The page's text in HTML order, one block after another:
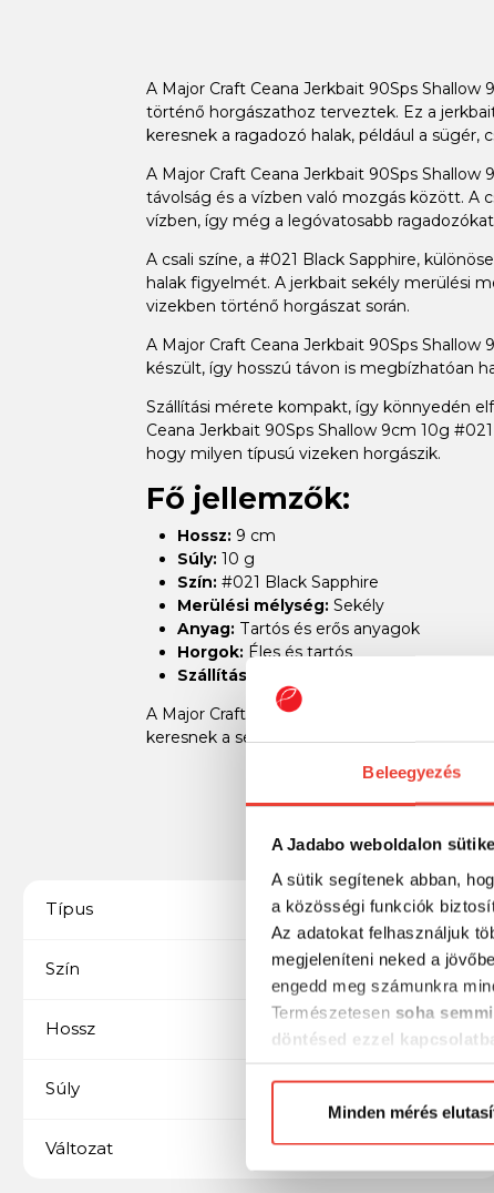
Beleegyezés
A Jadabo weboldalon
A sütik segítenek abban,
a közösségi funkciók
Az adatokat felhasználjuk
megjeleníteni neked a
engedd meg számunkra
Természetesen soha
döntésed ezzel
Előre is köszönjük!
Minden mérés
A Major Craft Ceana Jerkbait 90Sps
történő horgászathoz terveztek. Ez a
keresnek a ragadozó halak, például a sügér,
A Major Craft Ceana Jerkbait 90Sps
távolság és a vízben való mozgás között. A
vízben, így még a legóvatosabb
A csali színe, a #021 Black Sapphire,
halak figyelmét. A jerkbait sekély merülési
vizekben történő horgászat során.
A Major Craft Ceana Jerkbait 90Sps
készült, így hosszú távon is megbízhatóan
Szállítási mérete kompakt, így könnyedén
Ceana Jerkbait 90Sps Shallow 9cm 10g
hogy milyen típusú vizeken horgászik.
Fő jellemzők:
Hossz: 9 cm
Súly: 10 g
Szín: #021 Black Sapphire
Merülési mélység: Sekély
Anyag: Tartós és erős anyagok
Horgok: Éles és tartós
Szállítási méret:
A Major Craft Ceana Jerkbait 90Sps
keresnek a sekély vizekben történő
Típus Jerkbait
Szín Black Sapphire
Hossz 90 mm
Súly 10 gramm
Változat Suspend / Lebegő